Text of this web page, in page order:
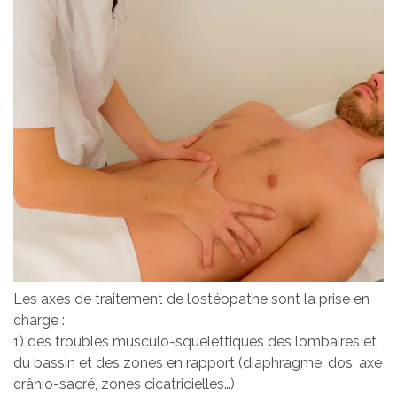
Les axes de traitement de l’ostéopathe sont la prise en
charge :
1) des troubles musculo-squelettiques des lombaires et
du bassin et des zones en rapport (diaphragme, dos, axe
crânio-sacré, zones cicatricielles…)